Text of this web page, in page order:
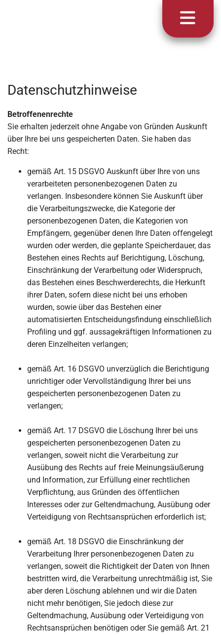
Datenschutzhinweise
Betroffenenrechte
Sie erhalten jederzeit ohne Angabe von Gründen Auskunft
über Ihre bei uns gespeicherten Daten. Sie haben das
Recht:
gemäß Art. 15 DSGVO Auskunft über Ihre von uns
verarbeiteten personenbezogenen Daten zu
verlangen. Insbesondere können Sie Auskunft über
die Verarbeitungszwecke, die Kategorie der
personenbezogenen Daten, die Kategorien von
Empfängern, gegenüber denen Ihre Daten offengelegt
wurden oder werden, die geplante Speicherdauer, das
Bestehen eines Rechts auf Berichtigung, Löschung,
Einschränkung der Verarbeitung oder Widerspruch,
das Bestehen eines Beschwerderechts, die Herkunft
ihrer Daten, sofern diese nicht bei uns erhoben
wurden, sowie über das Bestehen einer
automatisierten Entscheidungsfindung einschließlich
Profiling und ggf. aussagekräftigen Informationen zu
deren Einzelheiten verlangen;
gemäß Art. 16 DSGVO unverzüglich die Berichtigung
unrichtiger oder Vervollständigung Ihrer bei uns
gespeicherten personenbezogenen Daten zu
verlangen;
gemäß Art. 17 DSGVO die Löschung Ihrer bei uns
gespeicherten personenbezogenen Daten zu
verlangen, soweit nicht die Verarbeitung zur
Ausübung des Rechts auf freie Meinungsäußerung
und Information, zur Erfüllung einer rechtlichen
Verpflichtung, aus Gründen des öffentlichen
Interesses oder zur Geltendmachung, Ausübung oder
Verteidigung von Rechtsansprüchen erforderlich ist;
gemäß Art. 18 DSGVO die Einschränkung der
Verarbeitung Ihrer personenbezogenen Daten zu
verlangen, soweit die Richtigkeit der Daten von Ihnen
bestritten wird, die Verarbeitung unrechtmäßig ist, Sie
aber deren Löschung ablehnen und wir die Daten
nicht mehr benötigen, Sie jedoch diese zur
Geltendmachung, Ausübung oder Verteidigung von
Rechtsansprüchen benötigen oder Sie gemäß Art. 21